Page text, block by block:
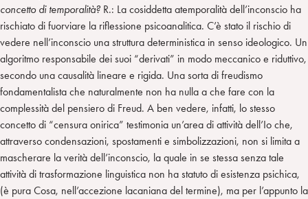
concetto di temporalità? R.: La cosiddetta atemporalità dell’inconscio ha
rischiato di fuorviare la riflessione psicoanalitica. C’è stato il rischio di
vedere nell’inconscio una struttura deterministica in senso ideologico. Un
algoritmo responsabile dei suoi “derivati” in modo meccanico e riduttivo,
secondo una causalità lineare e rigida. Una sorta di freudismo
fondamentalista che naturalmente non ha nulla a che fare con la
complessità del pensiero di Freud. A ben vedere, infatti, lo stesso
concetto di “censura onirica” testimonia un’area di attività dell’Io che,
attraverso condensazioni, spostamenti e simbolizzazioni, non si limita a
mascherare la verità dell’inconscio, la quale in se stessa senza tale
attività di trasformazione linguistica non ha statuto di esistenza psichica,
(è pura Cosa, nell’accezione lacaniana del termine), ma per l’appunto la